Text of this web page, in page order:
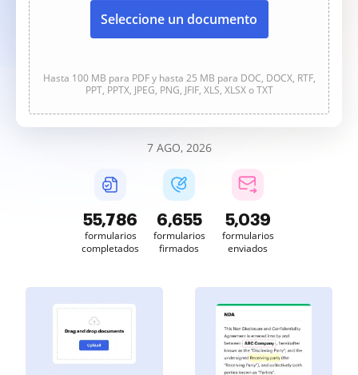
Seleccione un documento
Hasta 100 MB para PDF y hasta 25 MB para DOC, DOCX, RTF,
PPT, PPTX, JPEG, PNG, JFIF, XLS, XLSX o TXT
7 AGO, 2026
55,786
formularios
completados
6,655
formularios
firmados
5,039
formularios
enviados